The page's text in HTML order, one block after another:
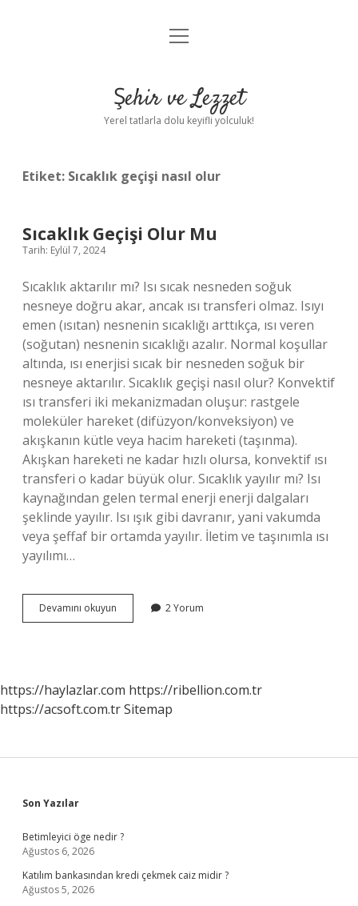
Anasayfa
Yasal Uyarı
menüyü
Şehir ve Lezzet
Yerel tatlarla dolu keyifli yolculuk!
Etiket: Sıcaklık geçişi nasıl olur
Sıcaklık Geçişi Olur Mu
Tarih: Eylül 7, 2024
Sıcaklık aktarılır mı? Isı sıcak nesneden soğuk
nesneye doğru akar, ancak ısı transferi olmaz. Isıyı
emen (ısıtan) nesnenin sıcaklığı arttıkça, ısı veren
(soğutan) nesnenin sıcaklığı azalır. Normal koşullar
altında, ısı enerjisi sıcak bir nesneden soğuk bir
nesneye aktarılır. Sıcaklık geçişi nasıl olur? Konvektif
ısı transferi iki mekanizmadan oluşur: rastgele
moleküler hareket (difüzyon/konveksiyon) ve
akışkanın kütle veya hacim hareketi (taşınma).
Akışkan hareketi ne kadar hızlı olursa, konvektif ısı
transferi o kadar büyük olur. Sıcaklık yayılır mı? Isı
kaynağından gelen termal enerji enerji dalgaları
şeklinde yayılır. Isı ışık gibi davranır, yani vakumda
veya şeffaf bir ortamda yayılır. İletim ve taşınımla ısı
yayılımı…
Devamını okuyun
Geçişi
2 Yorum
https://haylazlar.com https://ribellion.com.tr
https://acsoft.com.trSitemap
Sidebar
Son Yazılar
Betimleyici öge nedir ?
Ağustos 6, 2026
Katılım bankasından kredi çekmek caiz midir ?
Ağustos 5, 2026